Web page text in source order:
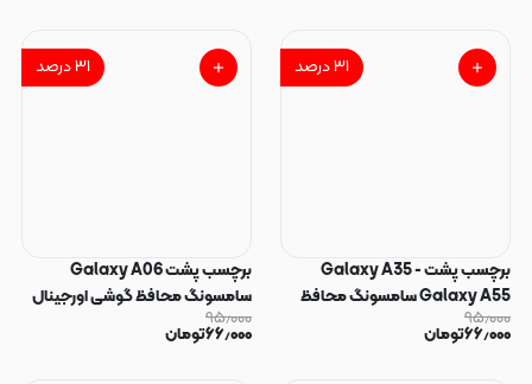
۳۱درصد
برچسب پشت Galaxy A35 -
Galaxy A55 سامسونگ محافظ
شفاف کد 43512
۹۵٫۰۰۰
۶۶٫۰۰۰تومان
۳۱درصد
برچسب پشت Galaxy A06
سامسونگ محافظ گوشی اورجینال
711 نانو بی رنگ شفاف کد 43483
۹۵٫۰۰۰
۶۶٫۰۰۰تومان